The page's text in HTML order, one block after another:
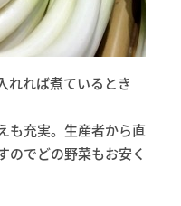
れれば煮ているとき
も充実。生産者から直
のでどの野菜もお安く